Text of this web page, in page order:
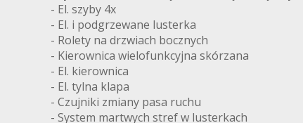
- El. szyby 4x
- El. i podgrzewane lusterka
- Rolety na drzwiach bocznych
- Kierownica wielofunkcyjna skórzana
- El. kierownica
- El. tylna klapa
- Czujniki zmiany pasa ruchu
- System martwych stref w lusterkach